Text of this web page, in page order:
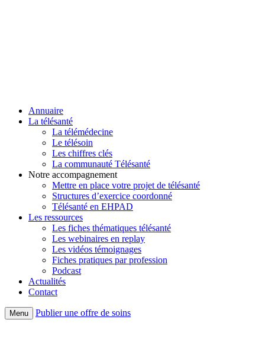
Annuaire
La télésanté
La télémédecine
Le télésoin
Les chiffres clés
La communauté Télésanté
Notre accompagnement
Mettre en place votre projet de télésanté
Structures d’exercice coordonné
Télésanté en EHPAD
Les ressources
Les fiches thématiques télésanté
Les webinaires en replay
Les vidéos témoignages
Fiches pratiques par profession
Podcast
Actualités
Contact
Menu Publier une offre de soins